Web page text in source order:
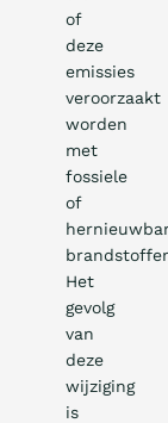
of
deze
emissies
veroorzaakt
worden
met
fossiele
of
Het
gevolg
van
deze
wijziging
is